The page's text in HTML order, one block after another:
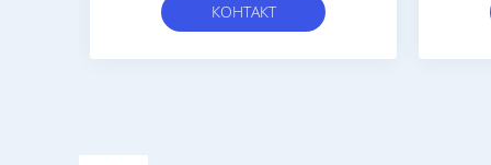
КОНТАКТ